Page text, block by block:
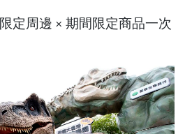
限定周邊 × 期間限定商品一次